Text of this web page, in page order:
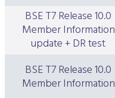
BSE T7 Release 10.0
Member Information
update + DR test
BSE T7 Release 10.0
Member Information